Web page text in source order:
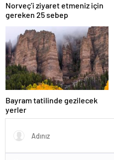
Norveç’i ziyaret etmeniz için
gereken 25 sebep
Bayram tatilinde gezilecek
yerler